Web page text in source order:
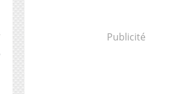
Publicité